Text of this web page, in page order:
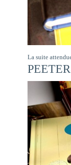
La suite